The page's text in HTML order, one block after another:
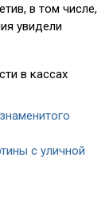
в том числе,
увидели
в кассах
с уличной